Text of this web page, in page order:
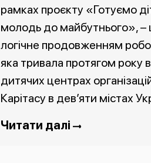
рамках проєкту «Готуємо
молодь до майбутнього», –
логічне продовженням
яка тривала протягом року в
дитячих центрах
Карітасу в дев’яти містах
Читати далі